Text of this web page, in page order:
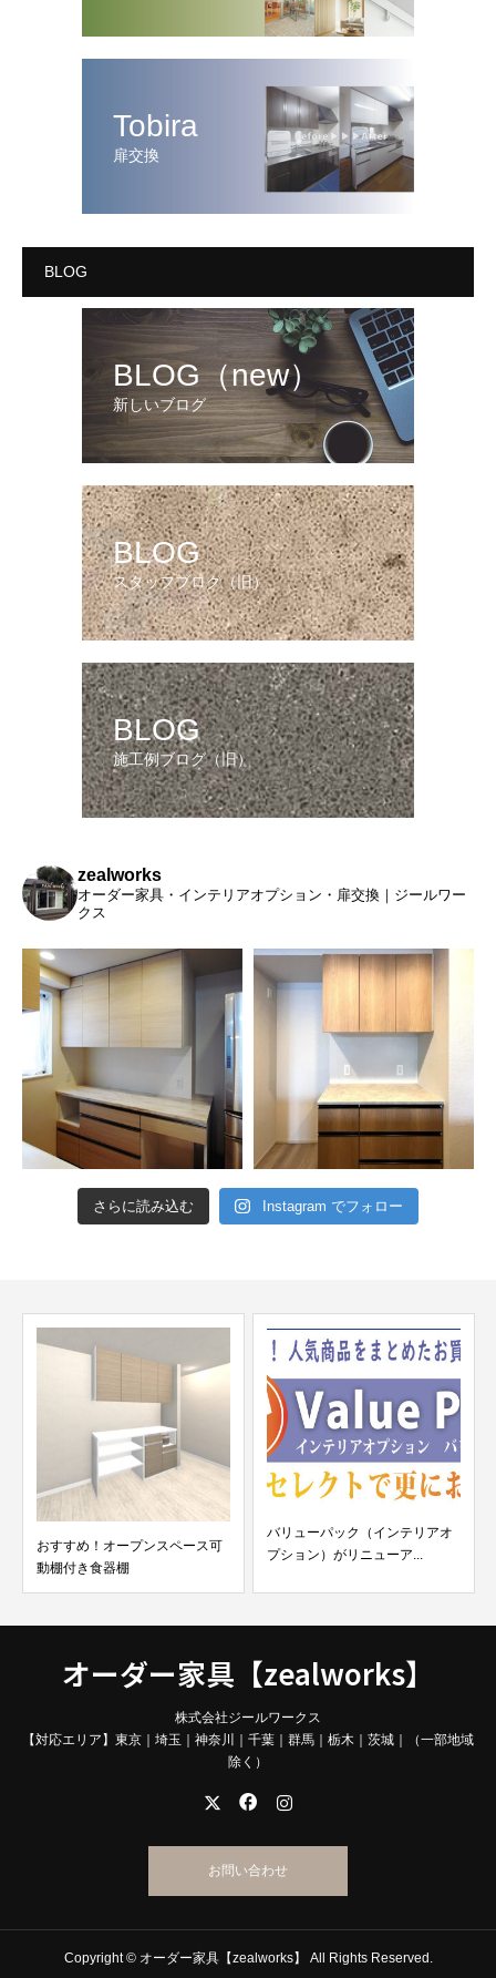
Tobira
扉交換
BLOG
BLOG（new）
新しいブログ
BLOG
スタッフブログ（旧）
BLOG
施工例ブログ（旧）
zealworks
オーダー家具・インテリアオプション・扉交換｜ジールワー
クス
さらに読み込む Instagram でフォロー
おすすめ！オープンスペース可
動棚付き食器棚
バリューパック（インテリアオ
プション）がリニューア...
オーダー家具【zealworks】
株式会社ジールワークス
【対応エリア】東京｜埼玉｜神奈川｜千葉｜群馬｜栃木｜茨城｜（一部地域
除く）
お問い合わせ
Copyright © オーダー家具【zealworks】 All Rights Reserved.